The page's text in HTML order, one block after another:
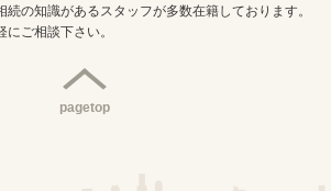
の知識があるスタッフが多数在籍しております。
ご相談下さい。
pagetop